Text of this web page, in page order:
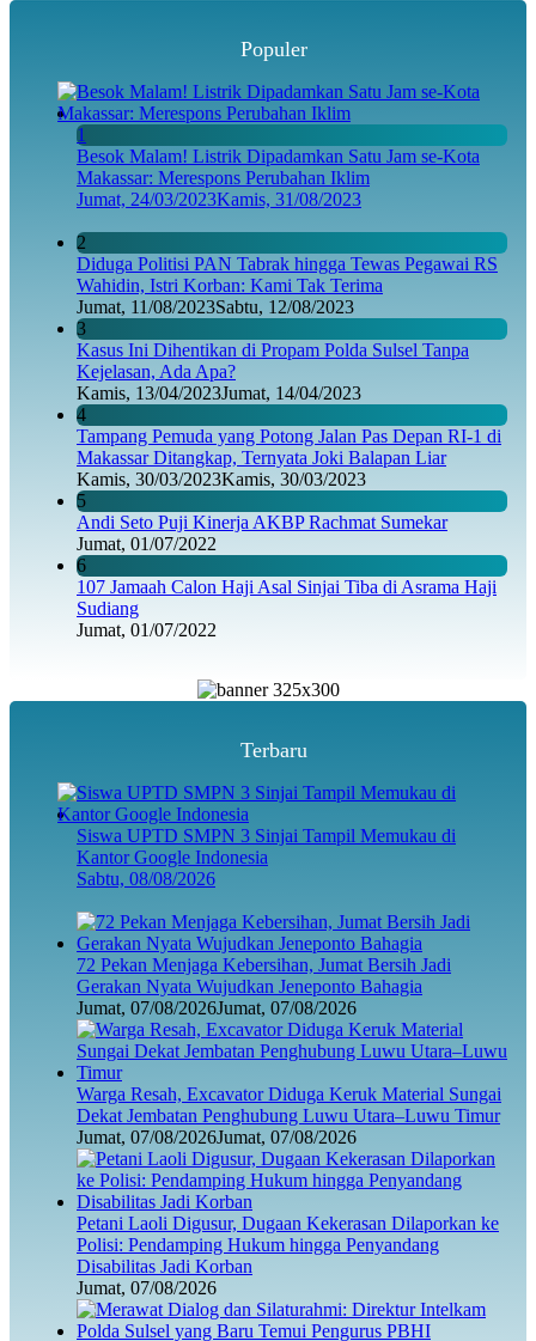
Populer
1
Besok Malam! Listrik Dipadamkan Satu Jam se-Kota
Makassar: Merespons Perubahan Iklim
Jumat, 24/03/2023Kamis, 31/08/2023
2
Diduga Politisi PAN Tabrak hingga Tewas Pegawai RS
Wahidin, Istri Korban: Kami Tak Terima
Jumat, 11/08/2023Sabtu, 12/08/2023
3
Kasus Ini Dihentikan di Propam Polda Sulsel Tanpa
Kejelasan, Ada Apa?
Kamis, 13/04/2023Jumat, 14/04/2023
4
Tampang Pemuda yang Potong Jalan Pas Depan RI-1 di
Makassar Ditangkap, Ternyata Joki Balapan Liar
Kamis, 30/03/2023Kamis, 30/03/2023
5
Andi Seto Puji Kinerja AKBP Rachmat Sumekar
Jumat, 01/07/2022
6
107 Jamaah Calon Haji Asal Sinjai Tiba di Asrama Haji
Sudiang
Jumat, 01/07/2022
Terbaru
Siswa UPTD SMPN 3 Sinjai Tampil Memukau di
Kantor Google Indonesia
Sabtu, 08/08/2026
72 Pekan Menjaga Kebersihan, Jumat Bersih Jadi
Gerakan Nyata Wujudkan Jeneponto Bahagia
Jumat, 07/08/2026Jumat, 07/08/2026
Warga Resah, Excavator Diduga Keruk Material Sungai
Dekat Jembatan Penghubung Luwu Utara–Luwu Timur
Jumat, 07/08/2026Jumat, 07/08/2026
Petani Laoli Digusur, Dugaan Kekerasan Dilaporkan ke
Polisi: Pendamping Hukum hingga Penyandang
Disabilitas Jadi Korban
Jumat, 07/08/2026